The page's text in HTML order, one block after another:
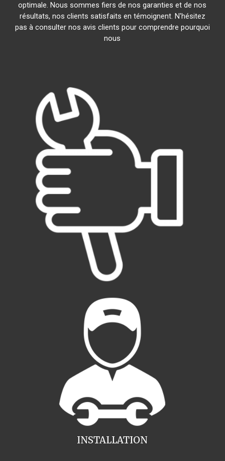
optimale. Nous sommes fiers de nos garanties et de nos
résultats, nos clients satisfaits en témoignent. N'hésitez
pas à consulter nos avis clients pour comprendre pourquoi
nous
INSTALLATION